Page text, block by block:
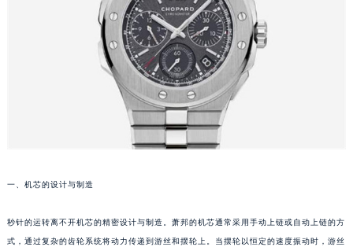
一、机芯的设计与制造
秒针的运转离不开机芯的精密设计与制造。萧邦的机芯通常采用手动上链或自动上链的方
式，通过复杂的齿轮系统将动力传递到游丝和摆轮上。当摆轮以恒定的速度振动时，游丝